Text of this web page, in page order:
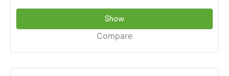
Show
Compare